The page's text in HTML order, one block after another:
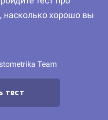
насколько хорошо вы
Team
тест